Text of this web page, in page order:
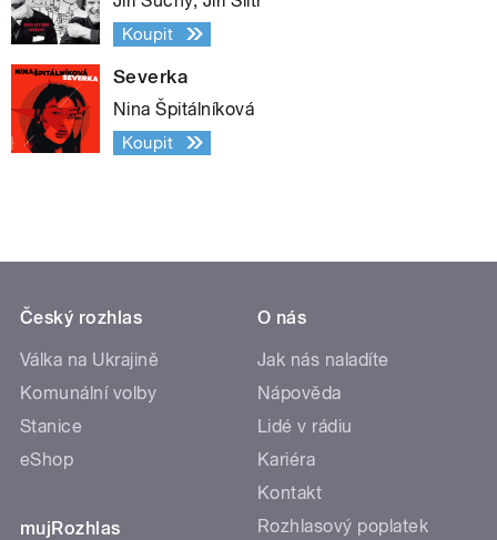
Koupit
Severka
Nina Špitálníková
Koupit
Český rozhlas
Válka na Ukrajině
Komunální volby
Stanice
eShop
mujRozhlas
O nás
Jak nás naladíte
Nápověda
Lidé v rádiu
Kariéra
Kontakt
Rozhlasový poplatek